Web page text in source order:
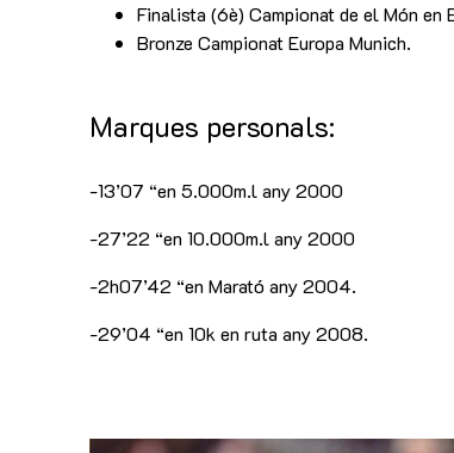
Finalista (6è) Campionat de el Món en
Bronze Campionat Europa Munich.
Marques personals:
-13’07 “en 5.000m.l any 2000
-27’22 “en 10.000m.l any 2000
-2h07’42 “en Marató any 2004.
-29’04 “en 10k en ruta any 2008.